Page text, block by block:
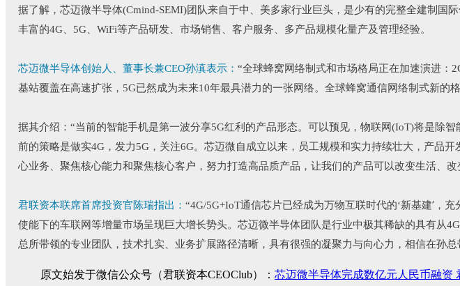
据了解，芯迈微半导体(Cmind-SEMI)团队来自于中、美多家行业巨头，是少有的完整全建制
丰富的4G、5G、WiFi等产品研发、市场销售、客户服务、多产品规模化量产及管理经验。
芯迈微半导体创始人、董事长兼CEO孙滇表示： “全球蜂窝网络制式和市场格局正在加速演进：
基站覆盖在高速扩张，5G已然成为未来10年最具潜力的一张网络。全球蜂窝通信网络制式新
据其介绍：“当前的智能手机是第一波分享5G红利的产品形态。可以预见，物联网(IoT)将是除
前的策略是做实4G，发力5G，关注6G。芯迈微自成立以来，员工规模和实力持续壮大，产品
心业务、聚焦核心能力和聚焦核心客户，努力打造高品质产品，让我们的产品可以改变生活、改
君联资本联席首席投资官陈瑞指出： “4G/5G+IoT通信芯片已经成为万物互联时代的‘新基建’ ，
使能下的车联网等增量市场呈现巨大增长势头。芯迈微半导体团队是行业中极其稀缺的具有从
总所带领的专业团队，技术扎实、业务扩展路径清晰，具有很强的凝聚力与向心力，相信在孙
原文始发于微信公众号（君联资本CEOClub）： 芯迈微半导体完成数亿元人民币融资